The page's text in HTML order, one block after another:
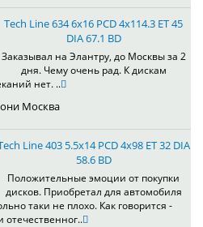
Tech Line 634 6x16 PCD 4x114.3 ET 45
DIA 67.1 BD
Заказывал на Элантру, до Москвы за 2
дня. Чему очень рад. К дискам
нет. ..
Москва
Line 403 5.5x14 PCD 4x98 ET 32 DIA
58.6 BD
Положительные эмоции от покупки
дисков. Приобретал для автомобиля
таки не плохо. Как говорится -
отечественног..